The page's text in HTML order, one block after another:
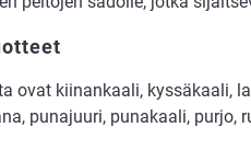
ovat kiinankaali, kyssäkaali,
punajuuri, punakaali, purjo,